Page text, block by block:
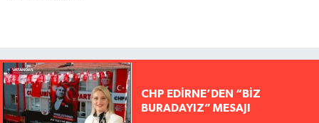
CHP EDİRNE’DEN “BİZ
BURADAYIZ” MESAJI